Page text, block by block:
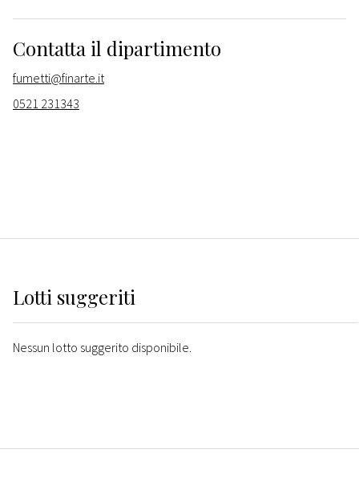
Contatta il dipartimento
fumetti@finarte.it
0521 231343
Lotti suggeriti
Nessun lotto suggerito disponibile.